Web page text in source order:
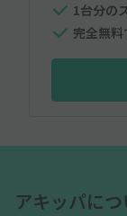
1台分の
完全無
アキッパにつ